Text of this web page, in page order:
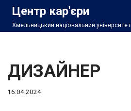
Перейти
Центр кар'єри
Хмельницький національний університет
ДИЗАЙНЕР
16.04.2024